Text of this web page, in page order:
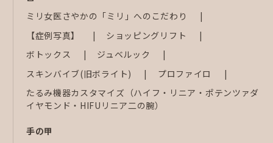
ミリ女医さやかの「ミリ」へのこだわり
【症例写真】
ショッピングリフト
ボトックス
ジュベルック
スキンバイブ(旧ボライト)
プロファイロ
たるみ機器カスタマイズ（ハイフ・リニア・ポテンツァダ
イヤモンド・HIFUリニア二の腕）
手の甲